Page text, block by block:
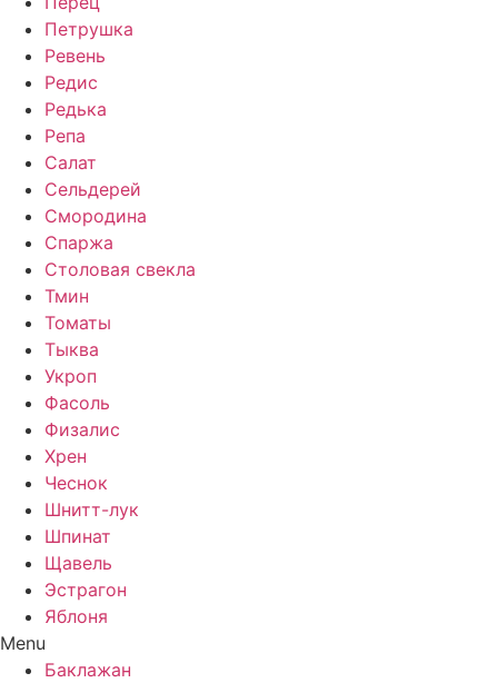
Петрушка
Ревень
Редис
Редька
Репа
Салат
Сельдерей
Смородина
Спаржа
Столовая свекла
Тмин
Томаты
Тыква
Укроп
Фасоль
Физалис
Хрен
Чеснок
Шнитт-лук
Шпинат
Щавель
Эстрагон
Яблоня
Menu
Баклажан